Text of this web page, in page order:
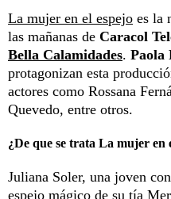
La mujer en el espejo es la
las mañanas de Caracol
Bella Calamidades. Paola
protagonizan esta
actores como Rossana
Quevedo, entre otros.
¿De que se trata La mujer en
Juliana Soler, una joven
espejo mágico de su tía